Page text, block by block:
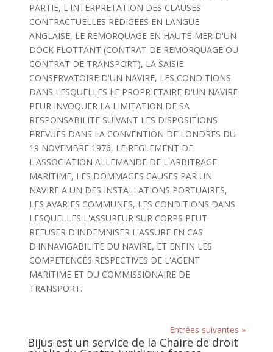
PARTIE, L'INTERPRETATION DES CLAUSES
CONTRACTUELLES REDIGEES EN LANGUE
ANGLAISE, LE REMORQUAGE EN HAUTE-MER D'UN
DOCK FLOTTANT (CONTRAT DE REMORQUAGE OU
CONTRAT DE TRANSPORT), LA SAISIE
CONSERVATOIRE D'UN NAVIRE, LES CONDITIONS
DANS LESQUELLES LE PROPRIETAIRE D'UN NAVIRE
PEUR INVOQUER LA LIMITATION DE SA
RESPONSABILITE SUIVANT LES DISPOSITIONS
PREVUES DANS LA CONVENTION DE LONDRES DU
19 NOVEMBRE 1976, LE REGLEMENT DE
L'ASSOCIATION ALLEMANDE DE L'ARBITRAGE
MARITIME, LES DOMMAGES CAUSES PAR UN
NAVIRE A UN DES INSTALLATIONS PORTUAIRES,
LES AVARIES COMMUNES, LES CONDITIONS DANS
LESQUELLES L'ASSUREUR SUR CORPS PEUT
REFUSER D'INDEMNISER L'ASSURE EN CAS
D'INNAVIGABILITE DU NAVIRE, ET ENFIN LES
COMPETENCES RESPECTIVES DE L'AGENT
MARITIME ET DU COMMISSIONAIRE DE
TRANSPORT.
Entrées suivantes »
Bijus est un service de la Chaire de droit